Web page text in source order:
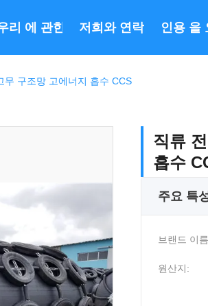
리 에 관한 것저희와 연락 인용 을
무 구조망 고에너지 흡수 CCS
직류
흡수
주요 특
브랜드 이
원산지: